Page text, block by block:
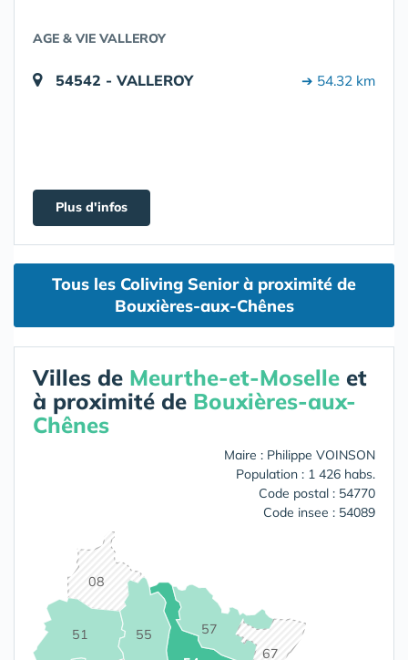
AGE & VIE VALLEROY
54542 - VALLEROY ➔ 54.32 km
Plus d'infos
Tous les Coliving Senior à proximité de
Bouxières-aux-Chênes
Villes de Meurthe-et-Moselle et
à proximité de Bouxières-aux-
Chênes
Maire : Philippe VOINSON
Population : 1 426 habs.
Code postal : 54770
Code insee : 54089
08
51
55 57
67